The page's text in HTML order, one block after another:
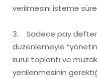
verilmesini isteme
3. Sadece pay
düzenlemeyle
kurul toplantı ve
yenilenmesinin